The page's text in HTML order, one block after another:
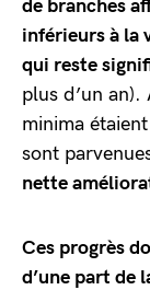
de branches
inférieurs à la
qui reste
plus d’un
minima
sont
nette
Ces progrès
d’une part de